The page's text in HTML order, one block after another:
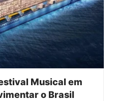
Musical em
o Brasil